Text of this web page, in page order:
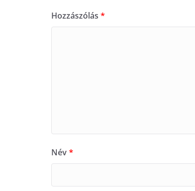
Hozzászólás *
Név*